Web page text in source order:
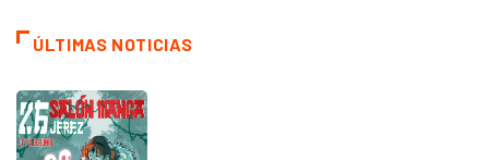
ÚLTIMAS NOTICIAS